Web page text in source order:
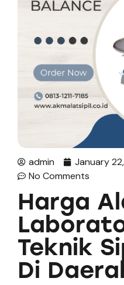
admin January
No Comments
Harga
Teknik
Di